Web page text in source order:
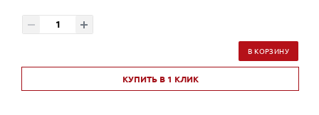
В КОРЗИНУ
КУПИТЬ В 1 КЛИК